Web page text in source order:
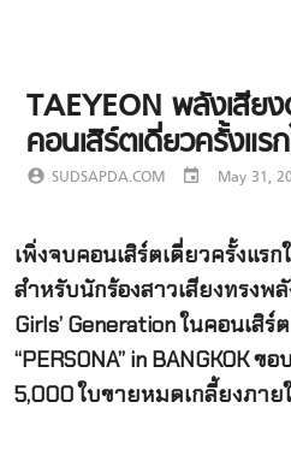
TAEYEON พลังเสีย
คอนเสิร์ตเดี่ยวครั้งแร
account_circle SUDSAPDA.COM event May 31,
เพิ่งจบคอนเสิร์ตเดี่ยวครั้งแร
สำหรับนักร้องสาวเสียงทรงพ
Girls’ Generation ในคอนเสิร์ต
“PERSONA” in BANGKOK
5,000 ใบขายหมดเกลี้ยงภาย